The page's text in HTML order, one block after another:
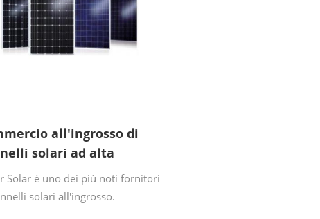
all'ingrosso di
solari ad alta
da fornitori di
solari
Solar è uno dei più noti fornitori
solari all'ingrosso.